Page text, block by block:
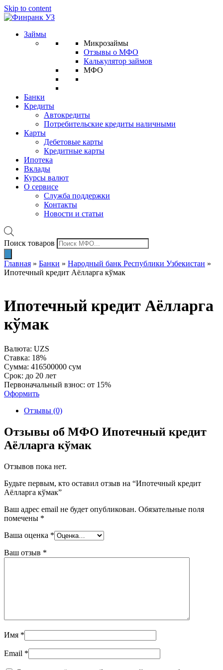
Skip to content
Займы
Микрозаймы
Отзывы о МФО
Калькулятор займов
МФО
Банки
Кредиты
Автокредиты
Потребительские кредиты наличными
Карты
Дебетовые карты
Кредитные карты
Ипотека
Вклады
Курсы валют
О сервисе
Служба поддержки
Контакты
Новости и статьи
Поиск товаров
Главная » Банки » Народный банк Республики Узбекистан »
Ипотечный кредит Аёлларга кўмак
Ипотечный кредит Аёлларга
кўмак
Валюта: UZS
Ставка: 18%
Сумма: 416500000 сум
Срок: до 20 лет
Первоначальный взнос: от 15%
Оформить
Отзывы (0)
Отзывы об МФО Ипотечный кредит
Аёлларга кўмак
Отзывов пока нет.
Будьте первым, кто оставил отзыв на “Ипотечный кредит
Аёлларга кўмак”
Ваш адрес email не будет опубликован. Обязательные поля
помечены *
Ваша оценка *
Ваш отзыв *
Имя *
Email *